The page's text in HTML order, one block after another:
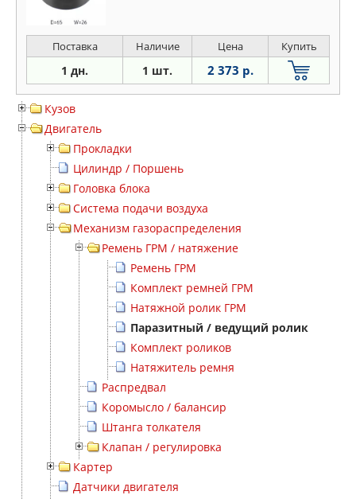
Поставка Наличие Цена Купить
1 дн. 1 шт. 2 373 р.
Кузов
Двигатель
Прокладки
Цилиндр / Поршень
Головка блока
Система подачи воздуха
Механизм газораспределения
Ремень ГРМ / натяжение
Ремень ГРМ
Комплект ремней ГРМ
Натяжной ролик ГРМ
Паразитный / ведущий ролик
Комплект роликов
Натяжитель ремня
Распредвал
Коромысло / балансир
Штанга толкателя
Клапан / регулировка
Картер
Датчики двигателя